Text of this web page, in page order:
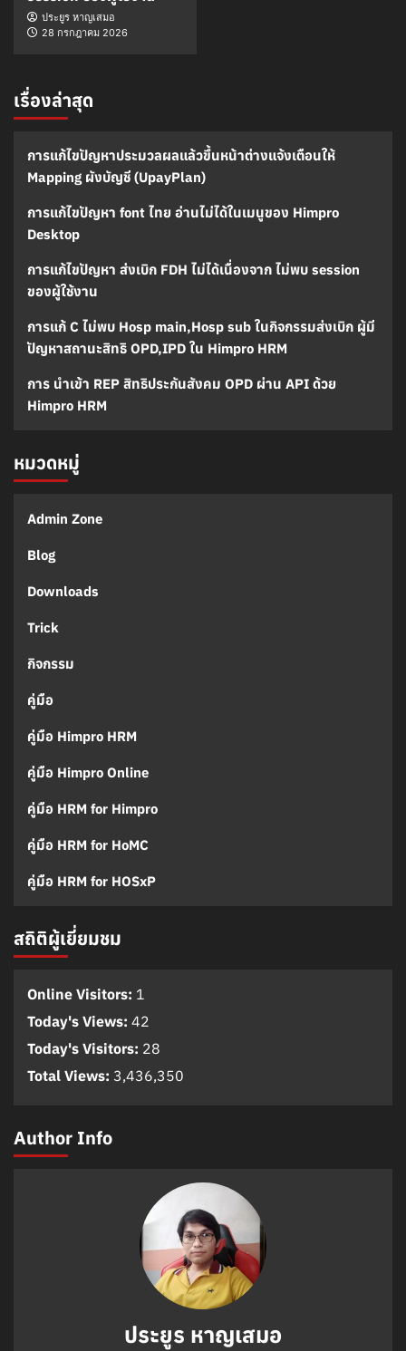
ประยูร หาญเสมอ
28 กรกฎาคม 2026
เรื่องล่าสุด
การแก้ไขปัญหาประมวลผลแล้วขึ้นหน้าต่างแจ้งเตือนให้
Mapping ผังบัญชี (UpayPlan)
การแก้ไขปัญหา font ไทย อ่านไม่ได้ในเมนูของ Himpro
Desktop
การแก้ไขปัญหา ส่งเบิก FDH ไม่ได้เนื่องจาก ไม่พบ session
ของผู้ใช้งาน
การแก้ C ไม่พบ Hosp main,Hosp sub ในกิจกรรมส่งเบิก ผู้มี
ปัญหาสถานะสิทธิ OPD,IPD ใน Himpro HRM
การ นำเข้า REP สิทธิประกันสังคม OPD ผ่าน API ด้วย
Himpro HRM
หมวดหมู่
Admin Zone
Blog
Downloads
Trick
กิจกรรม
คู่มือ
คู่มือ Himpro HRM
คู่มือ Himpro Online
คู่มือ HRM for Himpro
คู่มือ HRM for HoMC
คู่มือ HRM for HOSxP
สถิติผู้เยี่ยมชม
Online Visitors: 1
Today's Views: 42
Today's Visitors: 28
Total Views: 3,436,350
Author Info
ประยูร หาญเสมอ